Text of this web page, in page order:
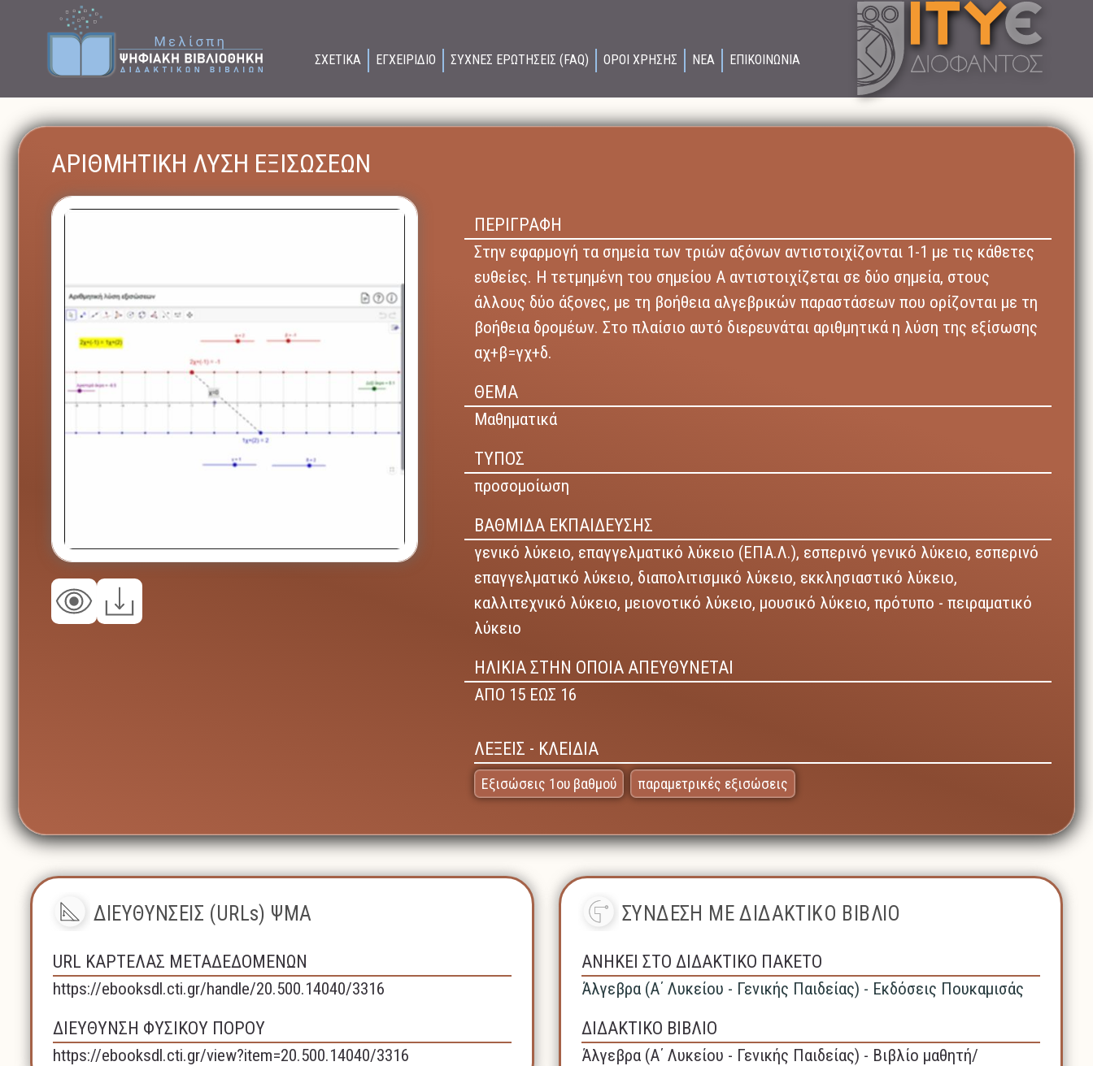
ΣΧΕΤΙΚΑ ΕΓΧΕΙΡΙΔΙΟ ΣΥΧΝΕΣ ΕΡΩΤΗΣΕΙΣ (FAQ) ΟΡΟΙ ΧΡΗΣΗΣ ΝΕΑ ΕΠΙΚΟΙΝΩΝΙΑ
ΑΡΙΘΜΗΤΙΚΗ ΛΥΣΗ ΕΞΙΣΩΣΕΩΝ
ΠΕΡΙΓΡΑΦΗ
Στην εφαρμογή τα σημεία των τριών αξόνων αντιστοιχίζονται 1-1 με τις κάθετες
ευθείες. Η τετμημένη του σημείου Α αντιστοιχίζεται σε δύο σημεία, στους
άλλους δύο άξονες, με τη βοήθεια αλγεβρικών παραστάσεων που ορίζονται με τη
βοήθεια δρομέων. Στο πλαίσιο αυτό διερευνάται αριθμητικά η λύση της εξίσωσης
αχ+β=γχ+δ.
ΘΕΜΑ
Μαθηματικά
ΤΥΠΟΣ
προσομοίωση
ΒΑΘΜΙΔΑ ΕΚΠΑΙΔΕΥΣΗΣ
γενικό λύκειο, επαγγελματικό λύκειο (ΕΠΑ.Λ.), εσπερινό γενικό λύκειο, εσπερινό
επαγγελματικό λύκειο, διαπολιτισμικό λύκειο, εκκλησιαστικό λύκειο,
καλλιτεχνικό λύκειο, μειονοτικό λύκειο, μουσικό λύκειο, πρότυπο - πειραματικό
λύκειο
ΗΛΙΚΙΑ ΣΤΗΝ ΟΠΟΙΑ ΑΠΕΥΘΥΝΕΤΑΙ
ΑΠΟ 15 ΕΩΣ 16
ΛΕΞΕΙΣ - ΚΛΕΙΔΙΑ
Εξισώσεις 1ου βαθμού παραμετρικές εξισώσεις
ΔΙΕΥΘΥΝΣΕΙΣ (URLs) ΨΜΑ
URL ΚΑΡΤΕΛΑΣ ΜΕΤΑΔΕΔΟΜΕΝΩΝ
https://ebooksdl.cti.gr/handle/20.500.14040/3316
ΔΙΕΥΘΥΝΣΗ ΦΥΣΙΚΟΥ ΠΟΡΟΥ
https://ebooksdl.cti.gr/view?item=20.500.14040/3316
ΣΥΝΔΕΣΗ ΜΕ ΔΙΔΑΚΤΙΚΟ ΒΙΒΛΙΟ
ΑΝΗΚΕΙ ΣΤΟ ΔΙΔΑΚΤΙΚΟ ΠΑΚΕΤΟ
Άλγεβρα (A΄ Λυκείου - Γενικής Παιδείας) - Εκδόσεις Πουκαμισάς
ΔΙΔΑΚΤΙΚΟ ΒΙΒΛΙΟ
Άλγεβρα (A΄ Λυκείου - Γενικής Παιδείας) - Βιβλίο μαθητή/